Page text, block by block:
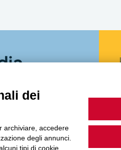
dei
archiviare, accedere
degli annunci.
tipi di cookie.